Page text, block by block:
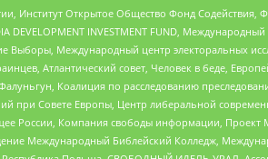
Институт Открытое Общество Фонд
INVESTMENT FUND,
Выборы, Международный центр электоральных
Атлантический совет, Человек в беде,
Коалиция по расследованию
при Совете Европы, Центр либеральной
России, Компания свободы информации, Проект
Международный Библейский Колледж,